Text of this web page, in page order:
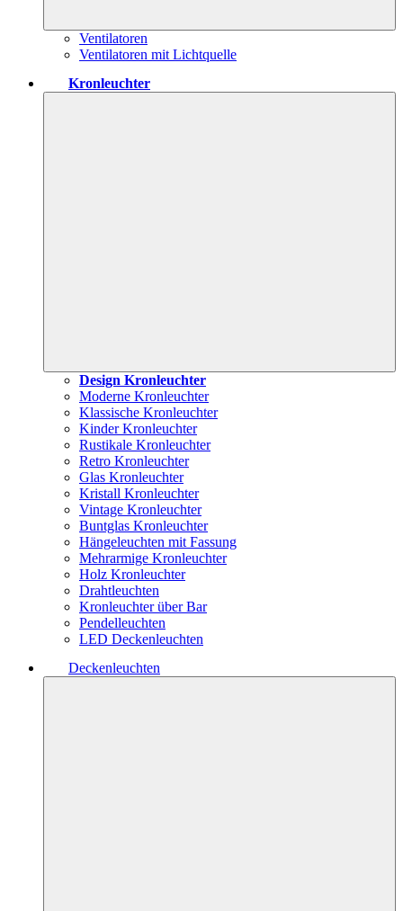
Ventilatoren
Ventilatoren mit Lichtquelle
Kronleuchter
Design Kronleuchter
Moderne Kronleuchter
Klassische Kronleuchter
Kinder Kronleuchter
Rustikale Kronleuchter
Retro Kronleuchter
Glas Kronleuchter
Kristall Kronleuchter
Vintage Kronleuchter
Buntglas Kronleuchter
Hängeleuchten mit Fassung
Mehrarmige Kronleuchter
Holz Kronleuchter
Drahtleuchten
Kronleuchter über Bar
Pendelleuchten
LED Deckenleuchten
Deckenleuchten